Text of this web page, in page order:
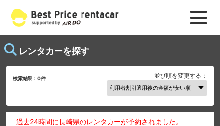
レンタカーを探す
検索結果：0件 並び順を変更する：
過去24時間に長崎県のレンタカーが予約されました。